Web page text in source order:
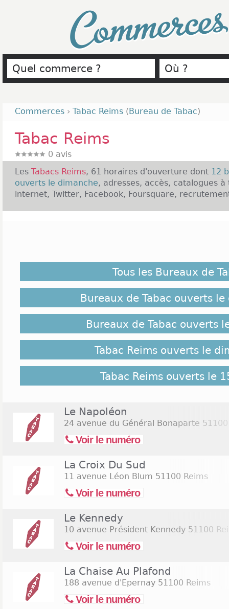
Commerces › Tabac Reims (Bureau de Tabac)
Tabac Reims
0 avis
Les Tabacs Reims, 61 horaires d'ouverture dont 12
ouverts le dimanche, adresses, accès, catalogues
internet, Twitter, Facebook, Foursquare,
maintenant, la plupart des 61 tabacs de Reims
Nickel qui permet d’y ouvrir un compte
résidez dans la ville de Reims, prenez en compte
détaillent le fonctionnement de ces bureaux
communes alentour du coin.
Implantation des Tabacs Reims :
Parlons d’abord des emplacements : les tabacs de
des quartiers sensibles, comme celui de
des buralistes. Mais quelques tabacs sont plutôt
chics et sérieux, à l’instar de celui qui accueille le
aussi des buralistes Place d’Erlon, non loin de la
Jours et Horaires d'ouverture Tabac Reims :
faire une idée exacte des changements qui ont
certainement consulter les références et les
site internet. Dans l’ensemble, les buralistes de
groupes : les tabacs ouverts le dimanche ou le
coordonnées via cette page web. Consultez la
de page pour trouver lesbureaux de tabac
ouverts le samedi 15 août 2026
Tous les Bureaux de
Bureaux de Tabac ouverts
Bureaux de Tabac ouverts
Tabac Reims ouverts le
Tabac Reims ouverts le
Le Napoléon
24 avenue du Général Bonaparte
Voir le numéro
La Croix Du Sud
11 avenue Léon Blum 51100 Reims
Voir le numéro
Le Kennedy
10 avenue Président Kennedy 51100
Voir le numéro
La Chaise Au Plafond
188 avenue d'Epernay 51100 Reims
Voir le numéro